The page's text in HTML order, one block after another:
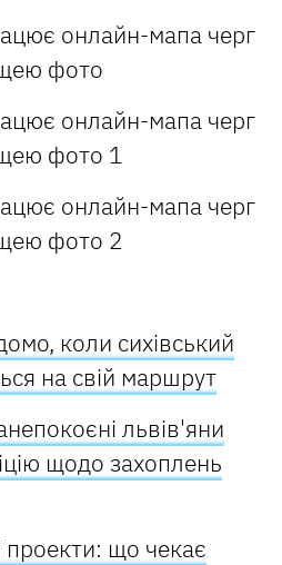
коли сихівський
на свій маршрут
львів'яни
щодо захоплень
проекти: що чекає